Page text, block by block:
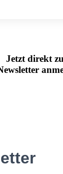
Jetzt direkt